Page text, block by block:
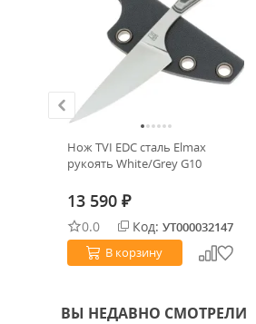
Нож TVI EDC сталь Elmax
рукоять White/Grey G10
13 590 ₽
0.0 Код: УТ000032147
В корзину
ВЫ НЕДАВНО СМОТРЕЛИ